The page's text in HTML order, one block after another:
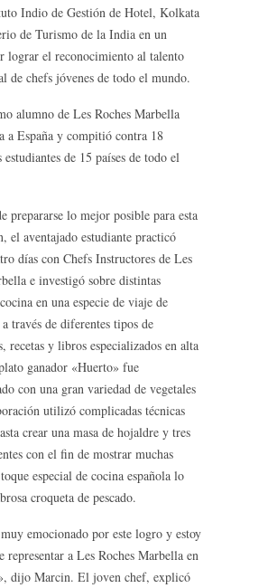
Indio de Gestión de Hotel, Kolkata
de Turismo de la India en un
lograr el reconocimiento al talento
de chefs jóvenes de todo el mundo.
alumno de Les Roches Marbella
a España y compitió contra 18
estudiantes de 15 países de todo el
prepararse lo mejor posible para esta
el aventajado estudiante practicó
días con Chefs Instructores de Les
e investigó sobre distintas
en una especie de viaje de
través de diferentes tipos de
recetas y libros especializados en alta
ganador «Huerto» fue
con una gran variedad de vegetales
utilizó complicadas técnicas
crear una masa de hojaldre y tres
con el fin de mostrar muchas
especial de cocina española lo
croqueta de pescado.
emocionado por este logro y estoy
representar a Les Roches Marbella en
dijo Marcin. El joven chef, explicó